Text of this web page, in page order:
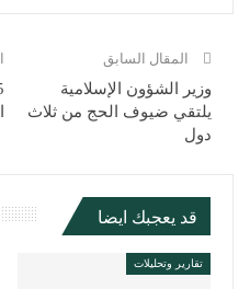
المقال السابق
وزير الشؤون الإسلامية
يلتقي ضيوف الحج من ثلاث
دول
قد يعجبك ايضا
تقارير وتحليلات